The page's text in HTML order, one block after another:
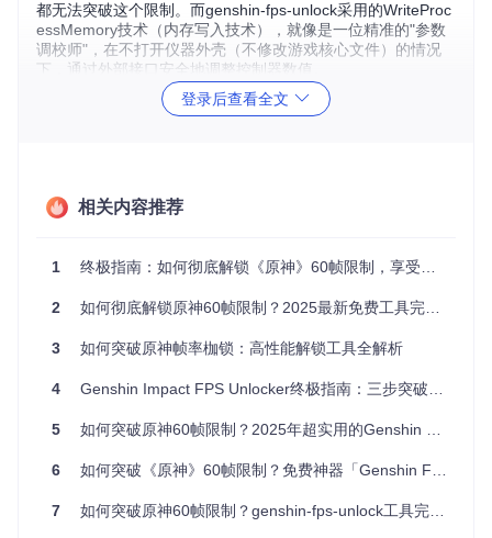
都无法突破这个限制。而genshin-fps-unlock采用的WriteProc
essMemory技术（内存写入技术），就像是一位精准的"参数
调校师"，在不打开仪器外壳（不修改游戏核心文件）的情况
下，通过外部接口安全地调整控制器数值。
这种技术具有三大优势：首先，它采用外部注入方式，不会对
件或安装第三方驱动的方式相比，这种方法既安全又灵活，兼
知识点卡片
开发框架：.NET 8，兼顾性能与兼容性
兼容性：支持原神国服及国际服多版本
多平台部署方案：总有一款适合你
获取genshin-fps-unlock工具的方式灵活多样，无论你是普通
登录后查看全文
相关内容推荐
1 终极指南：如何彻底解锁《原神》60帧限制，享受丝滑游戏体验
2 如何彻底解锁原神60帧限制？2025最新免费工具完整教程
3 如何突破原神帧率枷锁：高性能解锁工具全解析
4 Genshin Impact FPS Unlocker终极指南：三步突破60帧限制
5 如何突破原神60帧限制？2025年超实用的Genshin FPS Unlocker免费工具推荐
6 如何突破《原神》60帧限制？免费神器「Genshin FPS Unlocker」超简单使用指南 🚀
7 如何突破原神60帧限制？genshin-fps-unlock工具完整使用指南